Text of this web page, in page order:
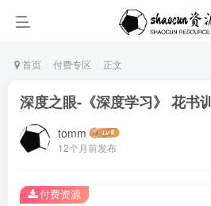
首页 付费专区 正文
深度之眼-《深度学习》 花书
tomm
12个月前发布
付费资源